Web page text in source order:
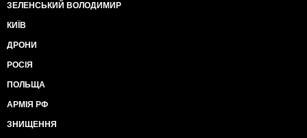
ЗЕЛЕНСЬКИЙ ВОЛОДИМИР
КИЇВ
ДРОНИ
РОСІЯ
ПОЛЬЩА
АРМІЯ РФ
ЗНИЩЕННЯ